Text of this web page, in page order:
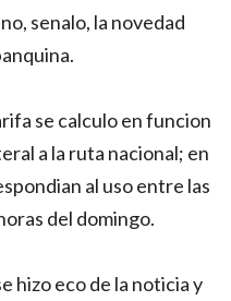
senalo, la novedad
se calculo en funcion
a la ruta nacional; en
al uso entre las
del domingo.
hizo eco de la noticia y